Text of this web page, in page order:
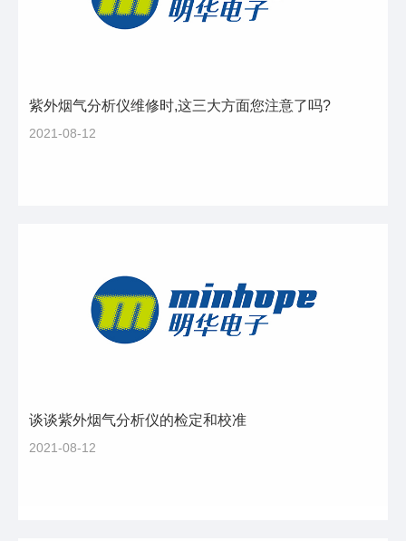
紫外烟气分析仪维修时,这三大方面您注意了吗?
2021-08-12
谈谈紫外烟气分析仪的检定和校准
2021-08-12